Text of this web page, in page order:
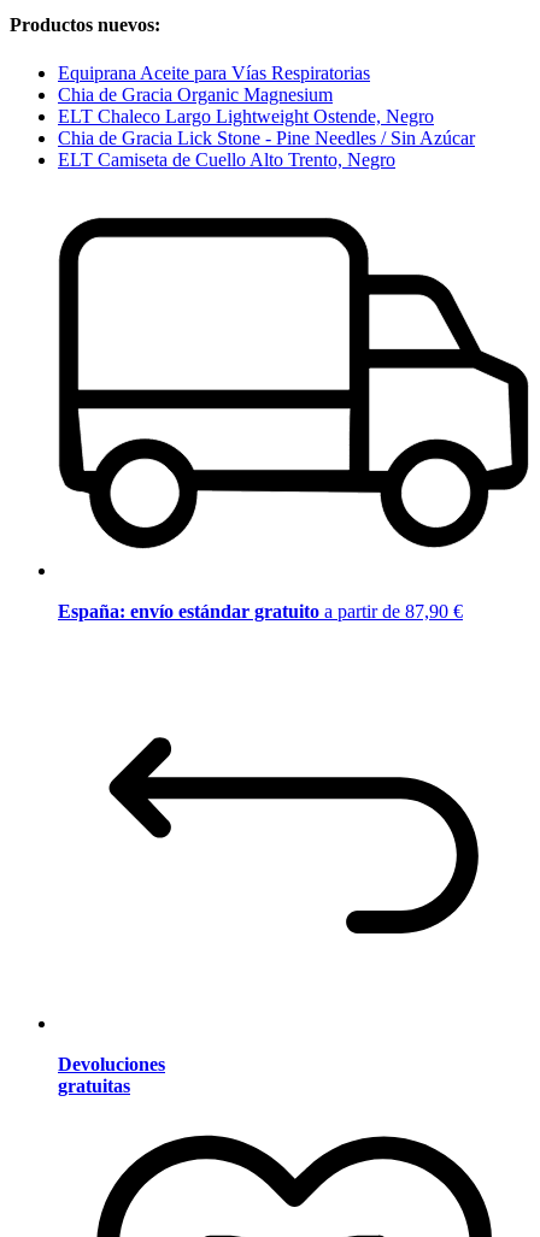
Productos nuevos:
Equiprana Aceite para Vías Respiratorias
Chia de Gracia Organic Magnesium
ELT Chaleco Largo Lightweight Ostende, Negro
Chia de Gracia Lick Stone - Pine Needles / Sin Azúcar
ELT Camiseta de Cuello Alto Trento, Negro
España: envío estándar gratuito a partir de 87,90 €
Devoluciones
gratuitas